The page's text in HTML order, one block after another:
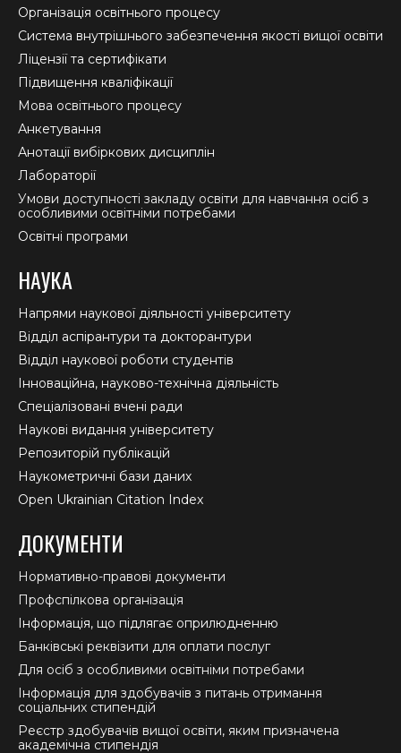
in
new
window
in
new
window
in
new
window
Організація освітнього процесу
Система внутрішнього забезпечення якості вищої освіти
Ліцензії та сертифікати
Підвищення кваліфікації
Мова освітнього процесу
Анкетування
Анотації вибіркових дисциплін
Лабораторії
Умови доступності закладу освіти для навчання осіб з
особливими освітніми потребами
Освітні програми
НАУКА
Напрями наукової діяльності університету
Відділ аспірантури та докторантури
Відділ наукової роботи студентів
Інноваційна, науково-технічна діяльність
Спеціалізовані вчені ради
Наукові видання університету
Репозиторій публікацій
Наукометричні бази даних
Open Ukrainian Citation Index
ДОКУМЕНТИ
Нормативно-правові документи
Профспілкова організація
Інформація, що підлягає оприлюдненню
Банківські реквізити для оплати послуг
Для осіб з особливими освітніми потребами
Інформація для здобувачів з питань отримання
соціальних стипендій
Реєстр здобувачів вищої освіти, яким призначена
академічна стипендія